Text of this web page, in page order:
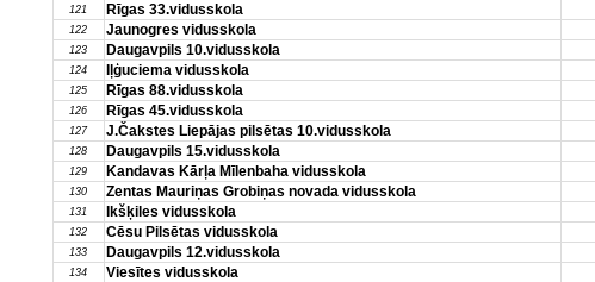
121 Rīgas 33.vidusskola
122 Jaunogres vidusskola
123 Daugavpils 10.vidusskola
124 Iļģuciema vidusskola
125 Rīgas 88.vidusskola
126 Rīgas 45.vidusskola
127 J.Čakstes Liepājas pilsētas 10.vidusskola
128 Daugavpils 15.vidusskola
129 Kandavas Kārļa Mīlenbaha vidusskola
130 Zentas Mauriņas Grobiņas novada vidusskola
131 Ikšķiles vidusskola
132 Cēsu Pilsētas vidusskola
133 Daugavpils 12.vidusskola
134 Viesītes vidusskola